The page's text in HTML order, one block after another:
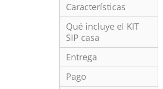
Características
Qué incluye el KIT
SIP casa
Entrega
Pago